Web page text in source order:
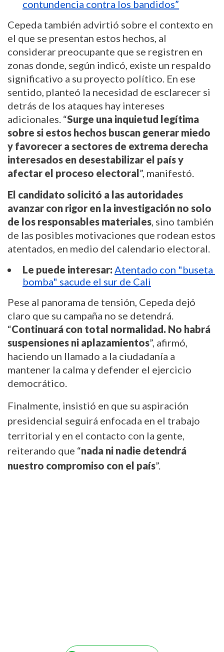
contundencia contra los bandidos”
Cepeda también advirtió sobre el contexto en
el que se presentan estos hechos, al
considerar preocupante que se registren en
zonas donde, según indicó, existe un respaldo
significativo a su proyecto político. En ese
sentido, planteó la necesidad de esclarecer si
detrás de los ataques hay intereses
adicionales. “Surge una inquietud legítima
sobre si estos hechos buscan generar miedo
y favorecer a sectores de extrema derecha
interesados en desestabilizar el país y
afectar el proceso electoral”, manifestó.
El candidato solicitó a las autoridades
avanzar con rigor en la investigación no solo
de los responsables materiales , sino también
de las posibles motivaciones que rodean estos
atentados, en medio del calendario electoral.
Le puede interesar: Atentado con "buseta
bomba" sacude el sur de Cali
Pese al panorama de tensión, Cepeda dejó
claro que su campaña no se detendrá.
“Continuará con total normalidad. No habrá
suspensiones ni aplazamientos”, afirmó,
haciendo un llamado a la ciudadanía a
mantener la calma y defender el ejercicio
democrático.
Finalmente, insistió en que su aspiración
presidencial seguirá enfocada en el trabajo
territorial y en el contacto con la gente,
reiterando que “nada ni nadie detendrá
nuestro compromiso con el país”.